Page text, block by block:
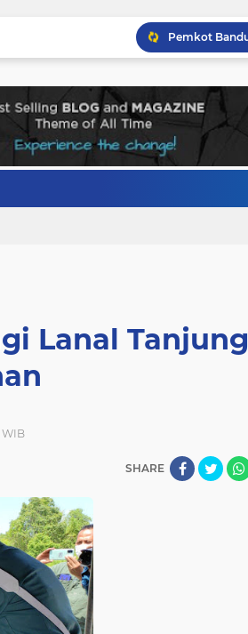
Lanal Tanjung
WIB
SHARE